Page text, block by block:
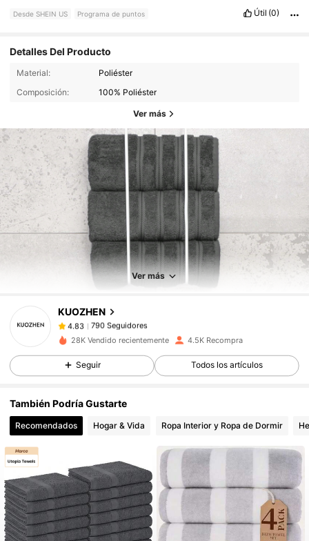
Desde SHEIN US Programa de puntos Útil (0)
Detalles Del Producto
Material:
Poliéster
Composición:
100% Poliéster
Ver más
Ver más
KUOZHEN
4.83 790 Seguidores
790 Seguidores
4.83 790 Seguidores
790 Seguidores
4.83
4.83 790 Seguidores
4.83 790 Seguidores
28K Vendido recientemente 4.5K Recompra
Seguir Todos los artículos
También Podría Gustarte
Recomendados Hogar & Vida Ropa Interior y Ropa de Dormir